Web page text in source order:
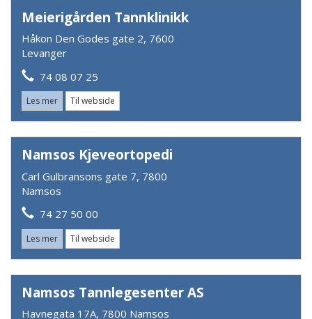
Meierigården Tannklinikk
Håkon Den Godes gate 2, 7600
Levanger
74 08 07 25
Les mer Til webside
Namsos Kjeveortopedi
Carl Gulbransons gate 7, 7800
Namsos
74 27 50 00
Les mer Til webside
Namsos Tannlegesenter AS
Havnegata 17A, 7800 Namsos